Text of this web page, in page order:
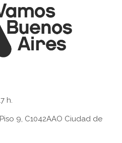
h.
9, C1042AAO Ciudad de